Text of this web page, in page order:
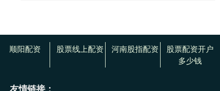
顺阳配资 股票线上配资 河南股指配资
股票配资开户
多少钱